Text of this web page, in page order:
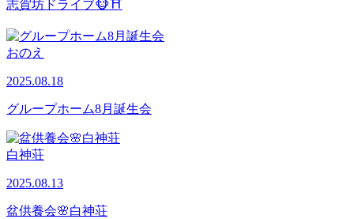
志賀坊ドライブ🐵⛩
おのえ
2025.08.18
グループホーム8月誕生会
白神荘
2025.08.13
盆供養会🌸白神荘